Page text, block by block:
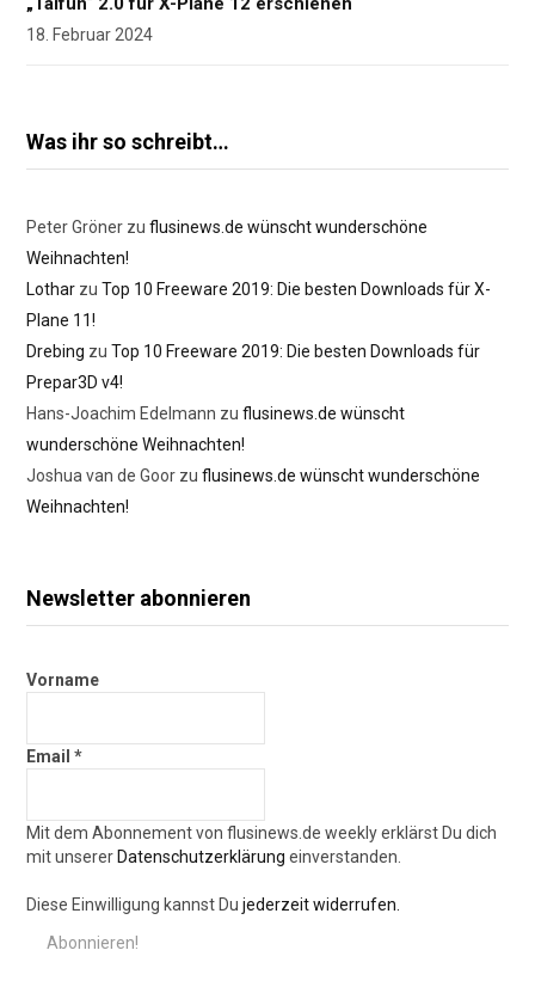
18. Februar 2024
Was ihr so schreibt…
Peter Gröner zu flusinews.de wünscht wunderschöne
Weihnachten!
Lothar zu Top 10 Freeware 2019: Die besten Downloads für X-
Plane 11!
Drebing zu Top 10 Freeware 2019: Die besten Downloads für
Prepar3D v4!
Hans-Joachim Edelmann zu flusinews.de wünscht
wunderschöne Weihnachten!
Joshua van de Goor zu flusinews.de wünscht wunderschöne
Weihnachten!
Newsletter abonnieren
Vorname
Email *
Mit dem Abonnement von flusinews.de weekly erklärst Du dich
mit unserer Datenschutzerklärung einverstanden.
Diese Einwilligung kannst Du jederzeit widerrufen.